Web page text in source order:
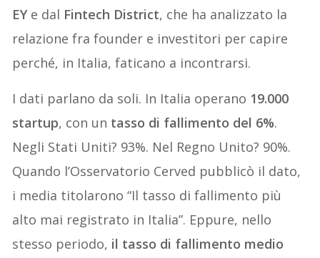
EYe dal Fintech District, che ha analizzato la
relazione fra founder e investitori per capire
perché, in Italia, faticano a incontrarsi.
I dati parlano da soli. In Italia operano 19.000
startup, con un tasso di fallimento del 6%.
Negli Stati Uniti? 93%. Nel Regno Unito? 90%.
Quando l’Osservatorio Cerved pubblicò il dato,
i media titolarono “Il tasso di fallimento più
alto mai registrato in Italia”. Eppure, nello
stesso periodo, il tasso di fallimento medio